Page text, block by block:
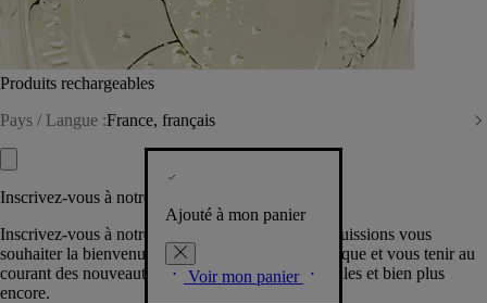
Produits rechargeables
Pays / Langue :France, français
Ajouté à mon panier
Voir mon panier
Inscrivez-vous à notre Newsletter
Inscrivez-vous à notre newsletter pour que nous puissions vous
souhaiter la bienvenue dans la communauté Diptyque et vous tenir au
courant des nouveautés, événements, offres spéciales et bien plus
encore.